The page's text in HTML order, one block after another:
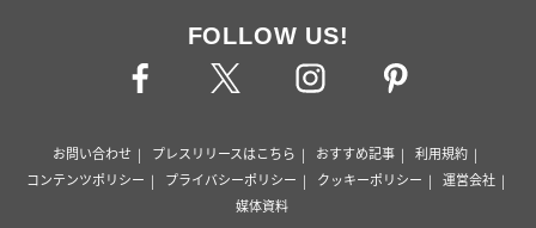
FOLLOW US!
お問い合わせ プレスリリースはこちら おすすめ記事
利用規約
コンテンツポリシー
プライバシーポリシー クッキーポリシー
運営会社
媒体資料